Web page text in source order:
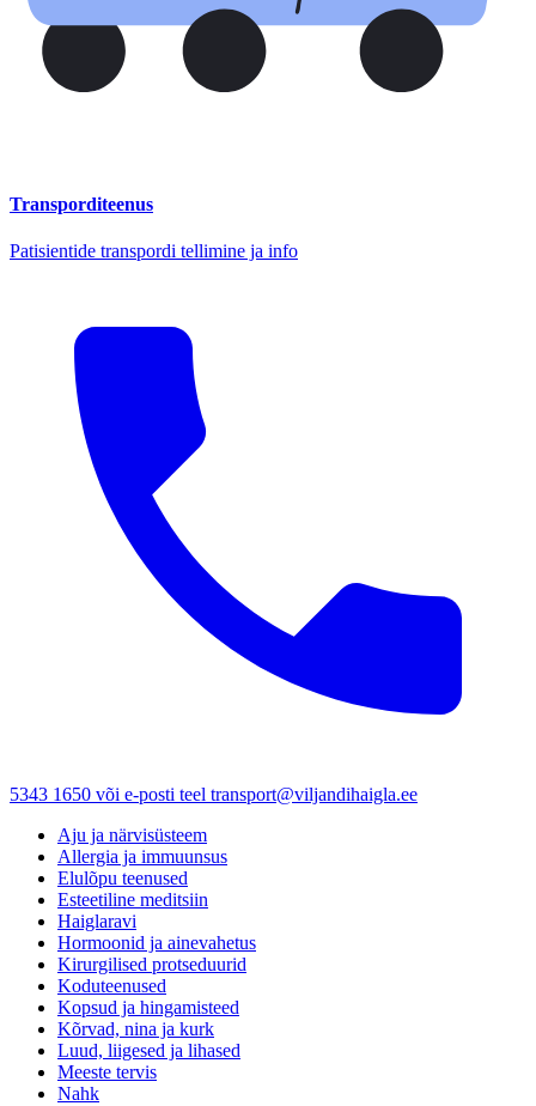
Transporditeenus
Patisientide transpordi tellimine ja info
5343 1650 või e-posti teel transport@viljandihaigla.ee
Aju ja närvisüsteem
Allergia ja immuunsus
Elulõpu teenused
Esteetiline meditsiin
Haiglaravi
Hormoonid ja ainevahetus
Kirurgilised protseduurid
Koduteenused
Kopsud ja hingamisteed
Kõrvad, nina ja kurk
Luud, liigesed ja lihased
Meeste tervis
Nahk